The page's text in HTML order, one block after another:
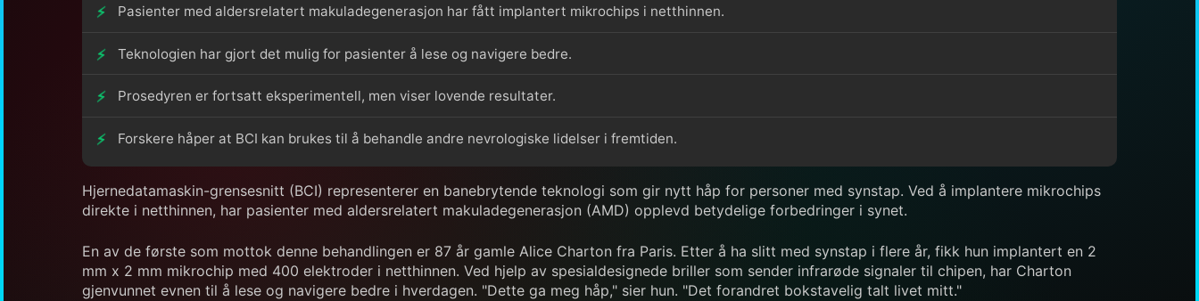
Pasienter med aldersrelatert makuladegenerasjon har fått implantert mikrochips i netthinnen.
Teknologien har gjort det mulig for pasienter å lese og navigere bedre.
Prosedyren er fortsatt eksperimentell, men viser lovende resultater.
Forskere håper at BCI kan brukes til å behandle andre nevrologiske lidelser i fremtiden.
Hjernedatamaskin-grensesnitt (BCI) representerer en banebrytende teknologi som gir nytt håp for personer med synstap. Ved å implantere mikrochips
direkte i netthinnen, har pasienter med aldersrelatert makuladegenerasjon (AMD) opplevd betydelige forbedringer i synet.
En av de første som mottok denne behandlingen er 87 år gamle Alice Charton fra Paris. Etter å ha slitt med synstap i flere år, fikk hun implantert en 2
mm x 2 mm mikrochip med 400 elektroder i netthinnen. Ved hjelp av spesialdesignede briller som sender infrarøde signaler til chipen, har Charton
gjenvunnet evnen til å lese og navigere bedre i hverdagen. "Dette ga meg håp," sier hun. "Det forandret bokstavelig talt livet mitt."